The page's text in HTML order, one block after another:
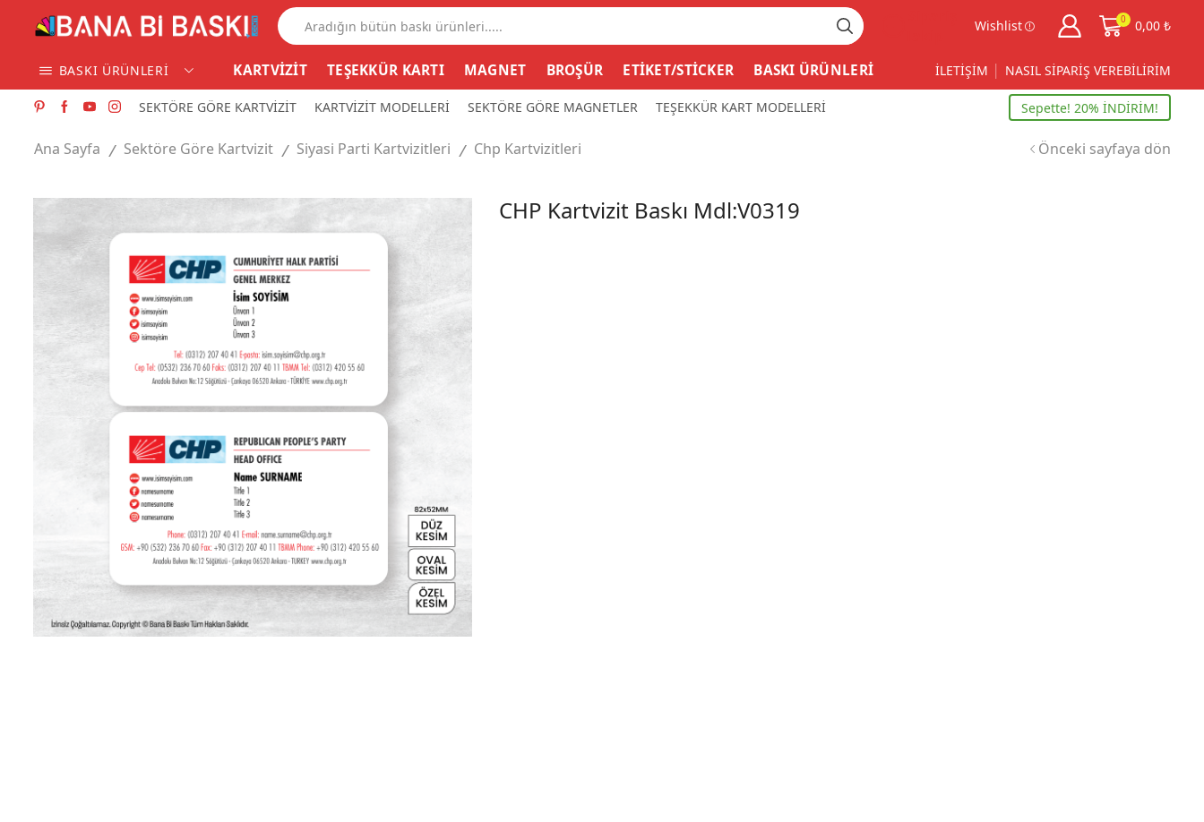
Wishlist 0 0,00 ₺
BASKI ÜRÜNLERİ KARTVİZİT TEŞEKKÜR KARTI MAGNET BROŞÜR ETİKET/STİCKER BASKI ÜRÜNLERİ İLETİŞİM NASIL SİPARİŞ VEREBİLİRİM
SEKTÖRE GÖRE KARTVİZİT KARTVİZİT MODELLERİ SEKTÖRE GÖRE MAGNETLER TEŞEKKÜR KART MODELLERİ Sepette! 20% İNDİRİM!
Ana Sayfa / Sektöre Göre Kartvizit / Siyasi Parti Kartvizitleri / Chp Kartvizitleri Önceki sayfaya dön
CHP Kartvizit Baskı Mdl:V0319